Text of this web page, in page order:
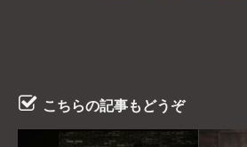
こちらの記事もどうぞ